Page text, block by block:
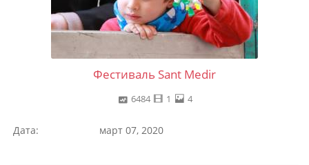
Фестиваль Sant Medir
6484 1 4
Дата: март 07, 2020